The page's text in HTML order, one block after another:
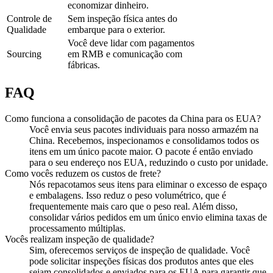
economizar dinheiro.
Controle de
Qualidade
Sem inspeção física antes do
embarque para o exterior.
Sourcing
Você deve lidar com pagamentos
em RMB e comunicação com
fábricas.
FAQ
Como funciona a consolidação de pacotes da China para os EUA?
Você envia seus pacotes individuais para nosso armazém na
China. Recebemos, inspecionamos e consolidamos todos os
itens em um único pacote maior. O pacote é então enviado
para o seu endereço nos EUA, reduzindo o custo por unidade.
Como vocês reduzem os custos de frete?
Nós repacotamos seus itens para eliminar o excesso de espaço
e embalagens. Isso reduz o peso volumétrico, que é
frequentemente mais caro que o peso real. Além disso,
consolidar vários pedidos em um único envio elimina taxas de
processamento múltiplas.
Vocês realizam inspeção de qualidade?
Sim, oferecemos serviços de inspeção de qualidade. Você
pode solicitar inspeções físicas dos produtos antes que eles